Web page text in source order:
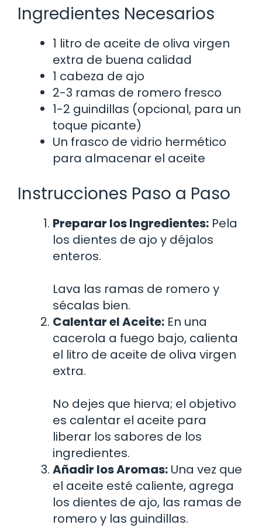
Ingredientes Necesarios
1 litro de aceite de oliva virgen
extra de buena calidad
1 cabeza de ajo
2-3 ramas de romero fresco
1-2 guindillas (opcional, para un
toque picante)
Un frasco de vidrio hermético
para almacenar el aceite
Instrucciones Paso a Paso
Preparar los Ingredientes: Pela
los dientes de ajo y déjalos
enteros.
Lava las ramas de romero y
sécalas bien.
Calentar el Aceite: En una
cacerola a fuego bajo, calienta
el litro de aceite de oliva virgen
extra.
No dejes que hierva; el objetivo
es calentar el aceite para
liberar los sabores de los
ingredientes.
Añadir los Aromas: Una vez que
el aceite esté caliente, agrega
los dientes de ajo, las ramas de
romero y las guindillas.